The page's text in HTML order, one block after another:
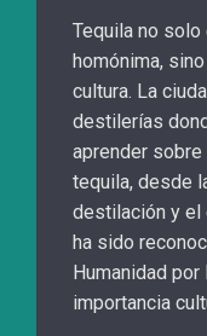
Tequila no
homónima,
cultura. La
destilerías
aprender
tequila, desde
destilación y el
ha sido
Humanidad por
importancia